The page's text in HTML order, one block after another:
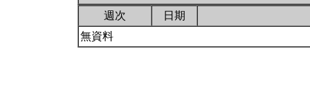
週次
日期
無資料